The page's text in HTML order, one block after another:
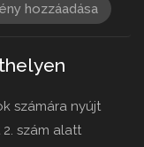
hozzáadása
számára nyújt
szám alatt